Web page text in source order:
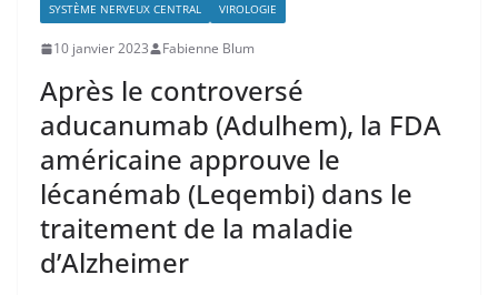
SYSTÈME NERVEUX CENTRAL
VIROLOGIE
10 janvier 2023 Fabienne Blum
Après le controversé
aducanumab (Adulhem), la FDA
américaine approuve le
lécanémab (Leqembi) dans le
traitement de la maladie
d’Alzheimer